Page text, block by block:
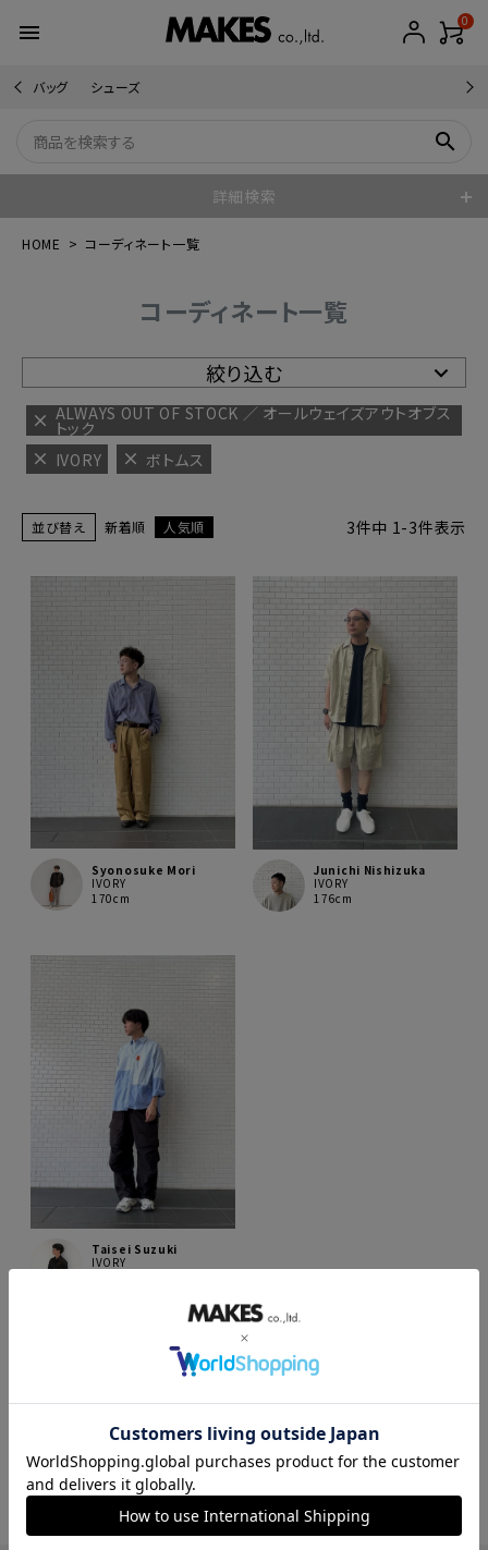
menu 0
バッグ シューズ
search
詳細検索
HOME コーディネート一覧
コーディネート一覧
絞り込む
ALWAYS OUT OF STOCK ／ オールウェイズアウトオブス
トック
IVORY
ボトムス
並び替え 新着順 人気順 3件中 1-3件表示
Syonosuke Mori
IVORY
170cm
Junichi Nishizuka
IVORY
176cm
Taisei Suzuki
IVORY
人気順
CHECKED ITEM